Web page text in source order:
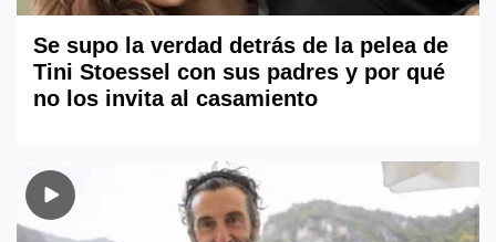
Se supo la verdad detrás de la pelea de
Tini Stoessel con sus padres y por qué
no los invita al casamiento